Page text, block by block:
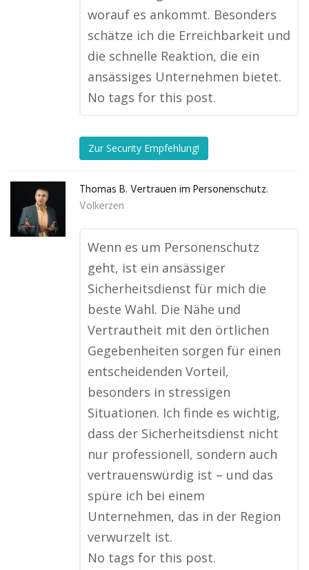
worauf es ankommt. Besonders
schätze ich die Erreichbarkeit und
die schnelle Reaktion, die ein
ansässiges Unternehmen bietet.
No tags for this post.
Zur Security Empfehlung!
Thomas B. Vertrauen im Personenschutz.
Volkerzen
Wenn es um Personenschutz
geht, ist ein ansässiger
Sicherheitsdienst für mich die
beste Wahl. Die Nähe und
Vertrautheit mit den örtlichen
Gegebenheiten sorgen für einen
entscheidenden Vorteil,
besonders in stressigen
Situationen. Ich finde es wichtig,
dass der Sicherheitsdienst nicht
nur professionell, sondern auch
vertrauenswürdig ist – und das
spüre ich bei einem
Unternehmen, das in der Region
verwurzelt ist.
No tags for this post.